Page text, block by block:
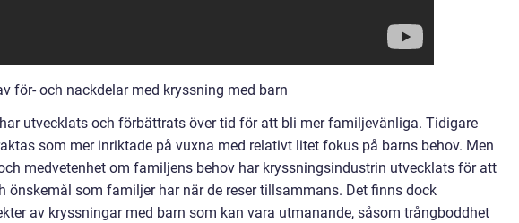
för- och nackdelar med kryssning med barn
utvecklats och förbättrats över tid för att bli mer familjevänliga. Tidigare
som mer inriktade på vuxna med relativt litet fokus på barns behov. Men
medvetenhet om familjens behov har kryssningsindustrin utvecklats för att
önskemål som familjer har när de reser tillsammans. Det finns dock
av kryssningar med barn som kan vara utmanande, såsom trångboddhet